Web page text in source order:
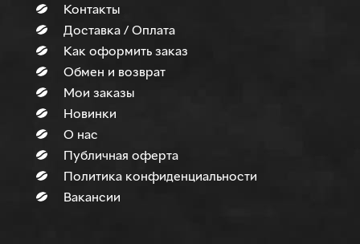
Контакты
Доставка / Оплата
Как оформить заказ
Обмен и возврат
Мои заказы
Новинки
О нас
Публичная оферта
Политика конфиденциальности
Вакансии